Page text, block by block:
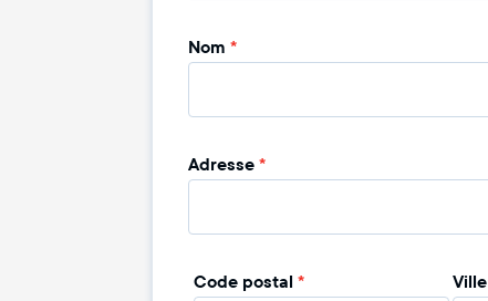
Nom *
Adresse*
Code postal * Ville